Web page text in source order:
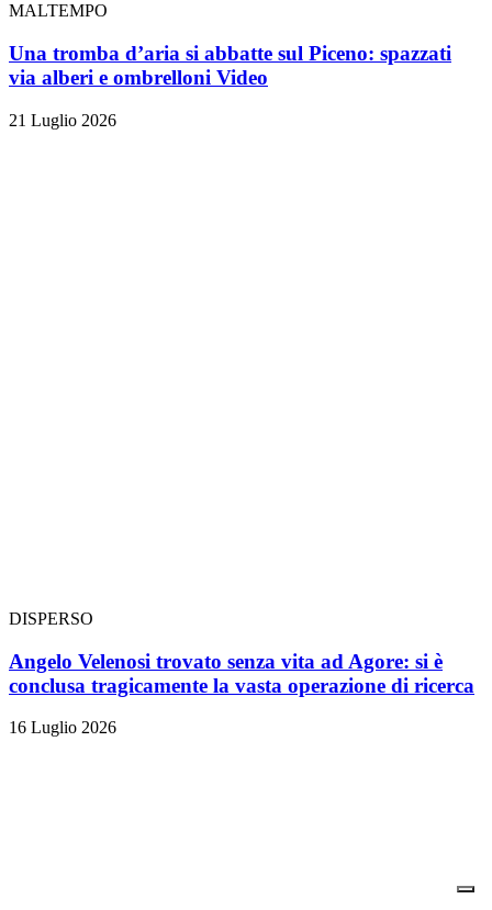
MALTEMPO
Una tromba d’aria si abbatte sul Piceno: spazzati
via alberi e ombrelloni Video
21 Luglio 2026
DISPERSO
Angelo Velenosi trovato senza vita ad Agore: si è
conclusa tragicamente la vasta operazione di ricerca
16 Luglio 2026